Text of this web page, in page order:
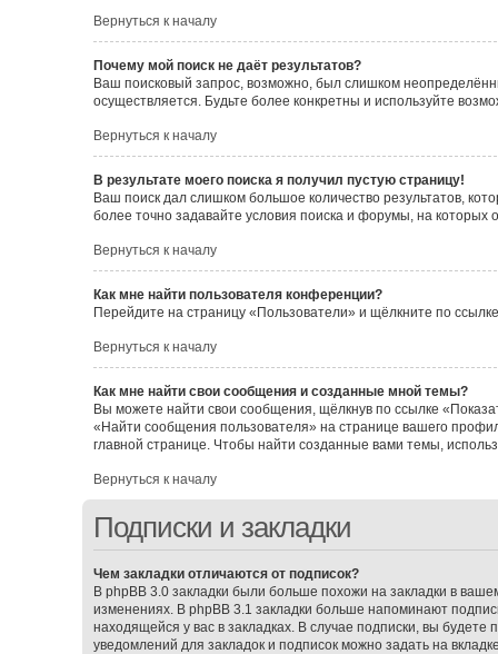
Вернуться к началу
Почему мой поиск не даёт результатов?
Ваш поисковый запрос, возможно, был слишком
осуществляется. Будьте более конкретны и используйте
Вернуться к началу
В результате моего поиска я получил пустую страницу!
Ваш поиск дал слишком большое количество результатов,
более точно задавайте условия поиска и форумы, на которых
Вернуться к началу
Как мне найти пользователя конференции?
Перейдите на страницу «Пользователи» и щёлкните по
Вернуться к началу
Как мне найти свои сообщения и созданные мной темы?
Вы можете найти свои сообщения, щёлкнув по ссылке
«Найти сообщения пользователя» на странице вашего
главной странице. Чтобы найти созданные вами темы,
Вернуться к началу
Подписки и закладки
Чем закладки отличаются от подписок?
В phpBB 3.0 закладки были больше похожи на закладки в
изменениях. В phpBB 3.1 закладки больше напоминают
находящейся у вас в закладках. В случае подписки, вы
уведомлений для закладок и подписок можно задать на